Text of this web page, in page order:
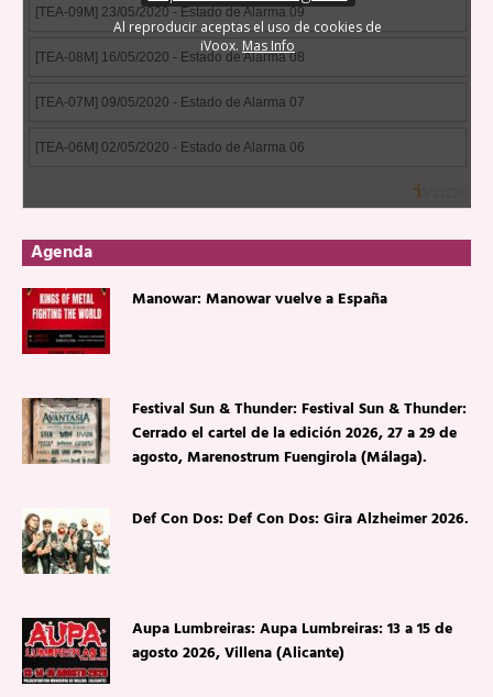
Agenda
Manowar: Manowar vuelve a España
Festival Sun & Thunder: Festival Sun & Thunder:
Cerrado el cartel de la edición 2026, 27 a 29 de
agosto, Marenostrum Fuengirola (Málaga).
Def Con Dos: Def Con Dos: Gira Alzheimer 2026.
Aupa Lumbreiras: Aupa Lumbreiras: 13 a 15 de
agosto 2026, Villena (Alicante)